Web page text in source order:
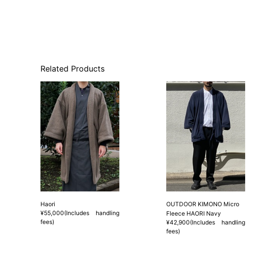
Related Products
Haori
¥55,000(Includes handling
fees)
OUTDOOR KIMONO Micro
Fleece HAORI Navy
¥42,900(Includes handling
fees)